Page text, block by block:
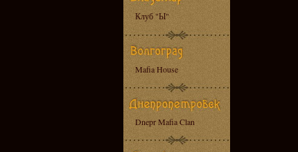
Клуб "Ы"
Mafia House
Dnepr Mafia Clan